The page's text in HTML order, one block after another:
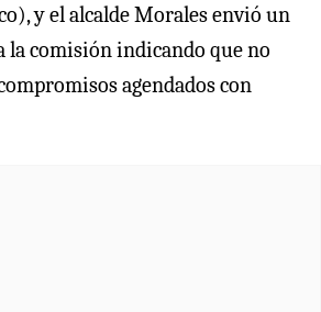
y el alcalde Morales envió un
la comisión indicando que no
agendados con